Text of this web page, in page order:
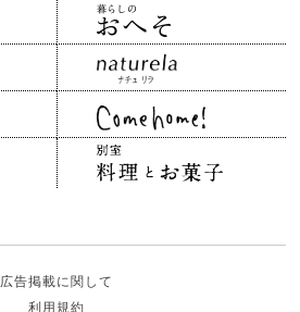
広告掲載に関して
利用規約